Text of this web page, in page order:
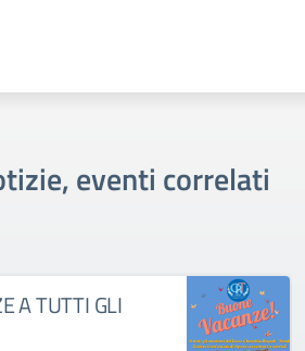
eventi correlati
A TUTTI GLI